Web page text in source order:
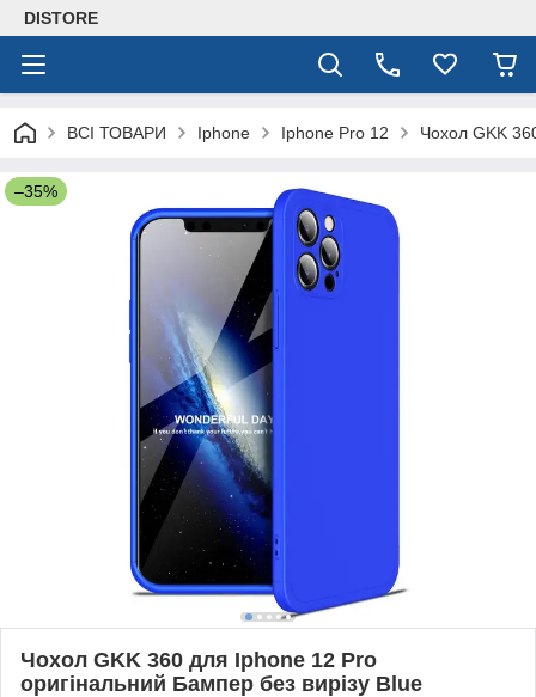
DISTORE
ВСІ ТОВАРИ Iphone Iphone Pro 12 Чохол GKK
–35%
Чохол GKK 360 для Iphone 12 Pro
оригінальний Бампер без вирізу Blue